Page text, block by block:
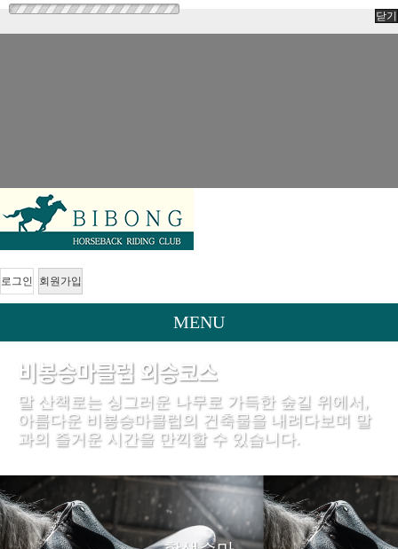
닫기
로그인 회원가입
MENU
비봉승마클럽 외승코스
말 산책로는 싱그러운 나무로 가득한 숲길 위에서,
아름다운 비봉승마클럽의 건축물을 내려다보며 말
과의 즐거운 시간을 만끽할 수 있습니다.